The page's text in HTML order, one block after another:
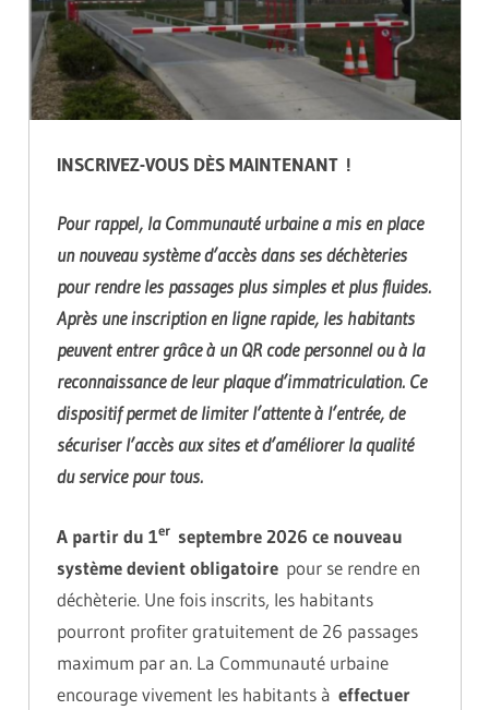
INSCRIVEZ-VOUS DÈS MAINTENANT !
Pour rappel, la Communauté urbaine a mis en place
un nouveau système d’accès dans ses déchèteries
pour rendre les passages plus simples et plus fluides.
Après une inscription en ligne rapide, les habitants
peuvent entrer grâce à un QR code personnel ou à la
reconnaissance de leur plaque d’immatriculation. Ce
dispositif permet de limiter l’attente à l’entrée, de
sécuriser l’accès aux sites et d’améliorer la qualité
du service pour tous.
A partir du 1er septembre 2026 ce nouveau
système devient obligatoire pour se rendre en
déchèterie. Une fois inscrits, les habitants
pourront profiter gratuitement de 26 passages
maximum par an. La Communauté urbaine
encourage vivement les habitants à effectuer